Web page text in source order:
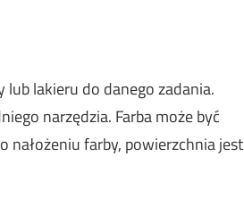
lakieru do danego zadania.
narzędzia. Farba może być
nałożeniu farby, powierzchnia jest